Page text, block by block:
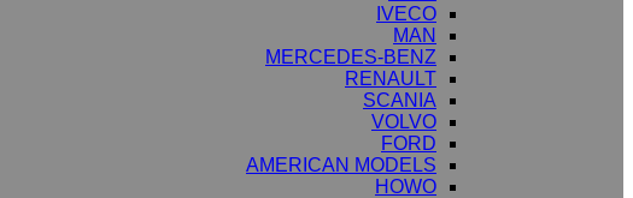
IVECO
MAN
MERCEDES-BENZ
RENAULT
SCANIA
VOLVO
FORD
AMERICAN MODELS
HOWO